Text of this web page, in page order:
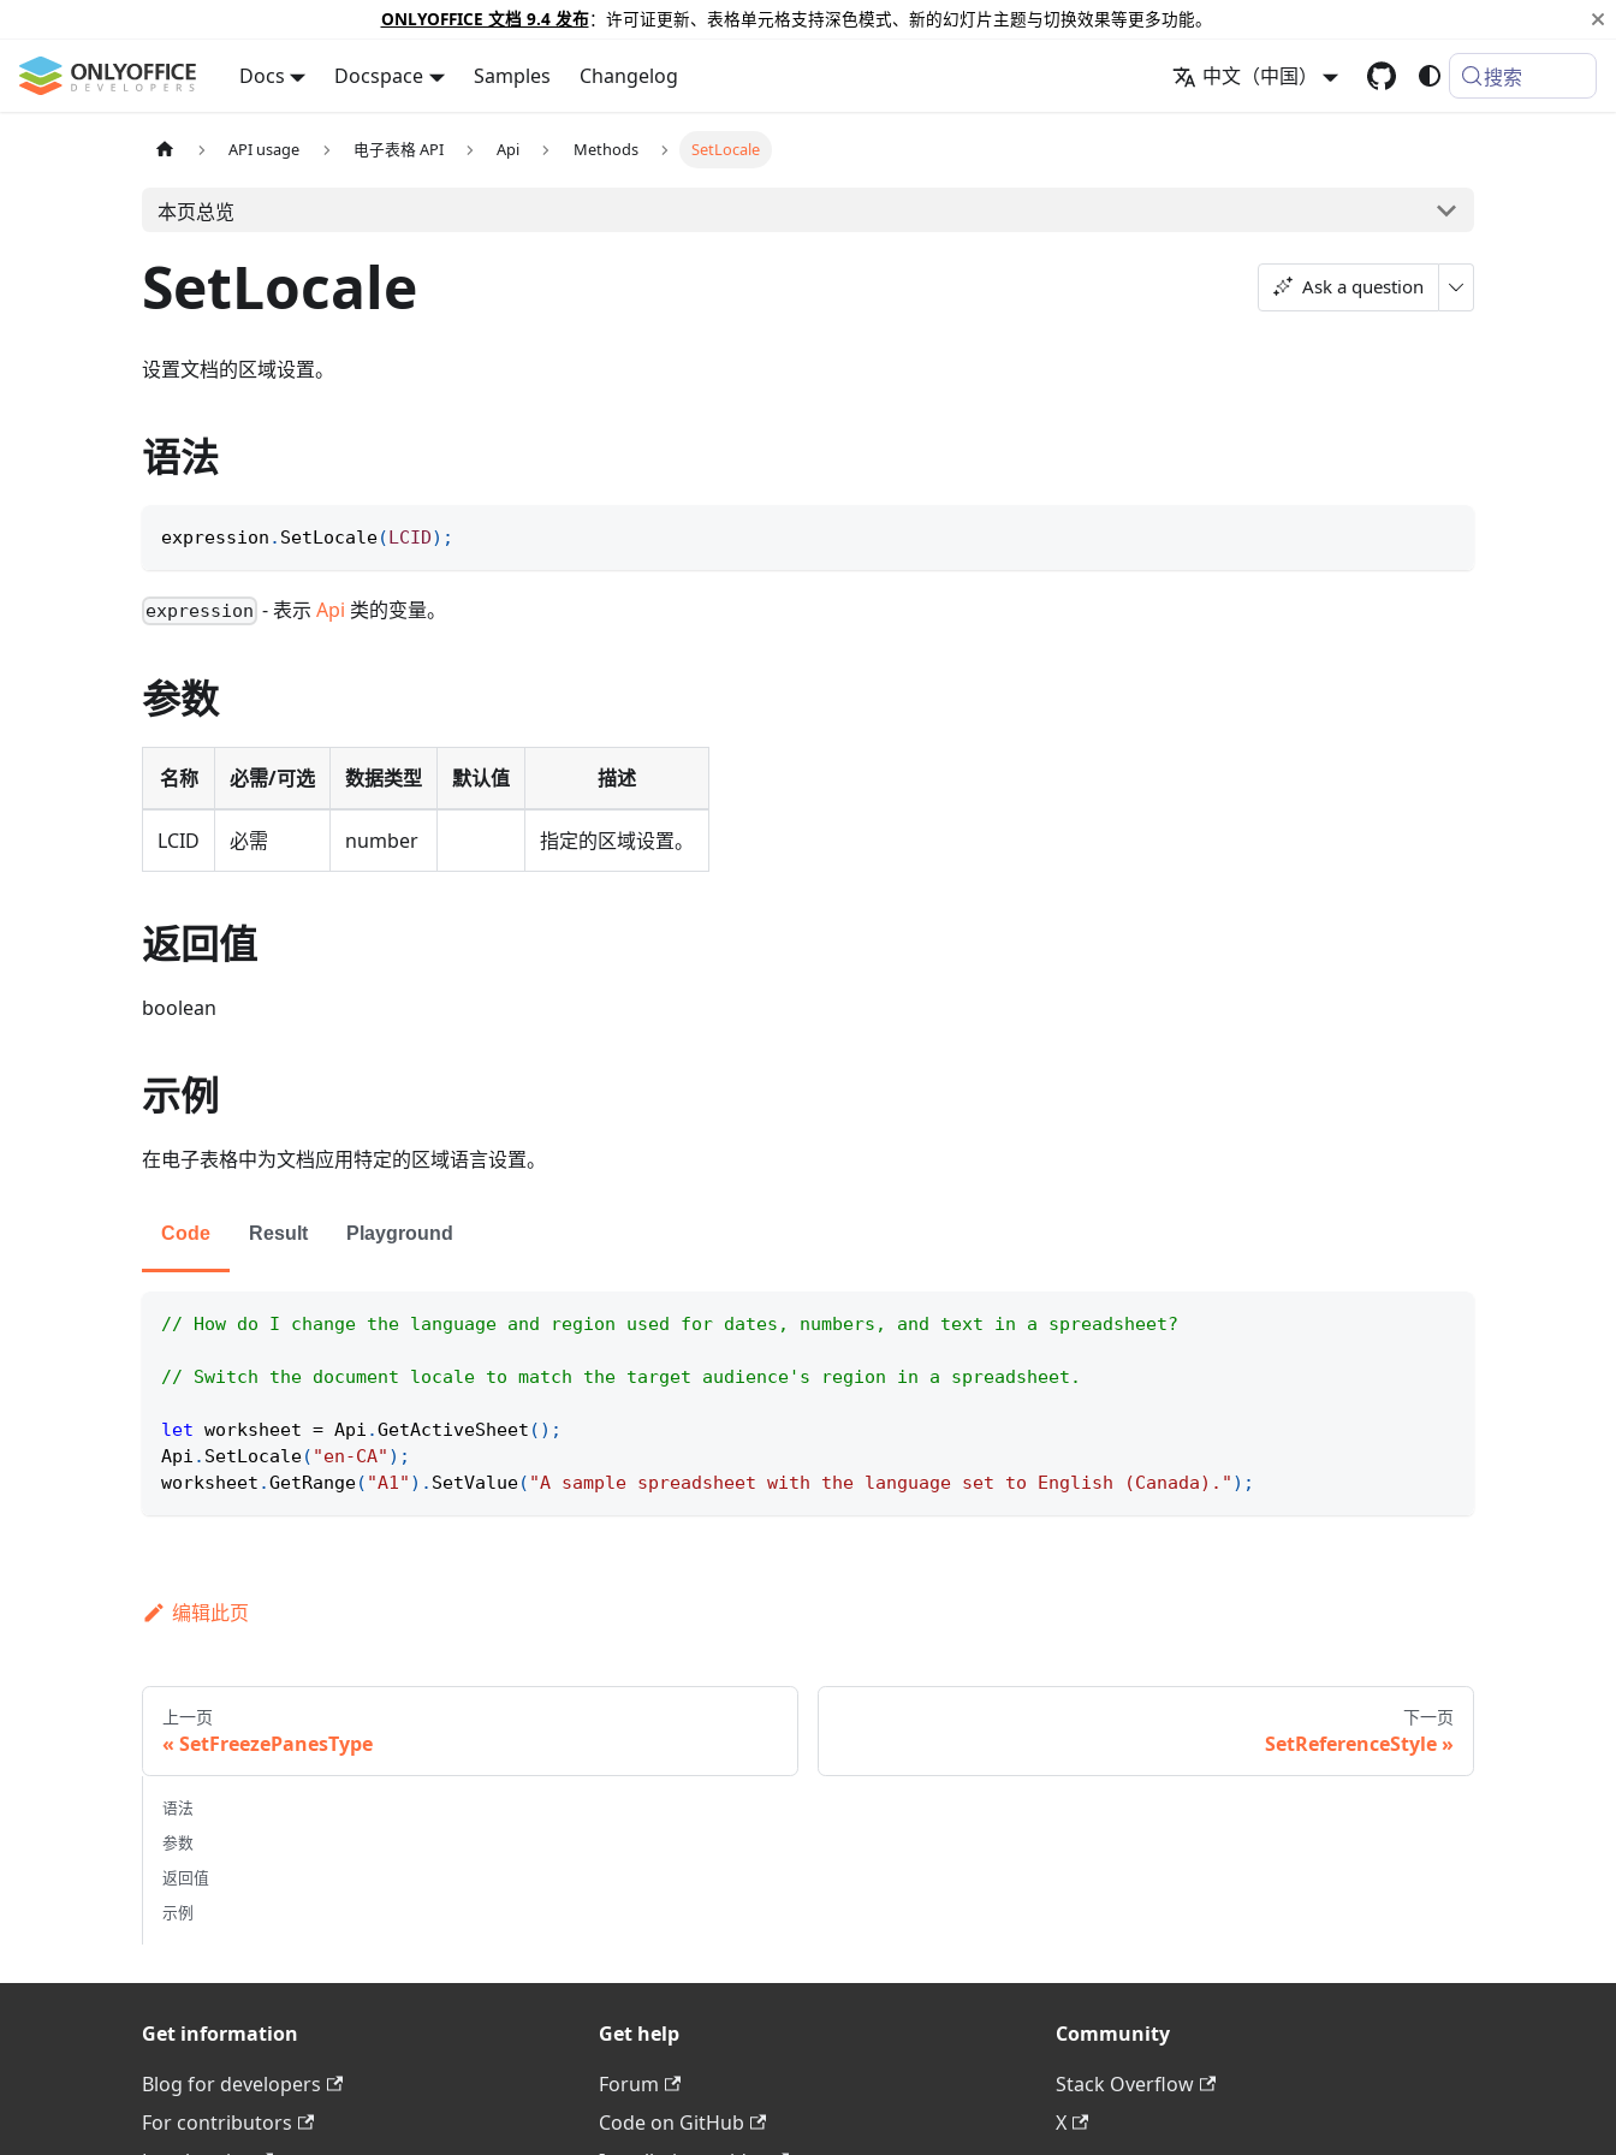
ONLYOFFICE 文档 9.4 发布：许可证更新、表格单元格支持深色模式、新的幻灯片主题与切换效果等更多功能。
Docs Docspace Samples Changelog 中文（中国） 搜索
API usage 电子表格 API Api Methods SetLocale
本页总览
SetLocale Ask a question
设置文档的区域设置。
语法
expression . SetLocale(LCID) ;
expression - 表示Api 类的变量。
参数
名称 必需/可选 数据类型 默认值 描述
LCID 必需 number 指定的区域设置。
返回值
boolean
示例
在电子表格中为文档应用特定的区域语言设置。
Code Result Playground
// How do I change the language and region used for dates, numbers, and text in a spreadsheet?
// Switch the document locale to match the target audience's region in a spreadsheet.
let worksheet = Api .GetActiveSheet ( ) ;
Api . SetLocale( "en-CA" ) ;
worksheet .GetRange( "A1" ) . SetValue( "A sample spreadsheet with the language set to English (Canada)." ) ;
编辑此页
上一页
SetFreezePanesType
下一页
SetReferenceStyle
语法
参数
返回值
示例
Get information
Blog for developers
For contributors
Get help
Forum
Code on GitHub
Community
Stack Overflow
X